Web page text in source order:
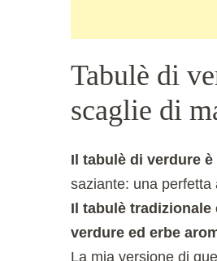
Tabulè di
scaglie di
Il tabulè di verdure
saziante: una
Il tabulè
verdure ed erbe
La mia versione di